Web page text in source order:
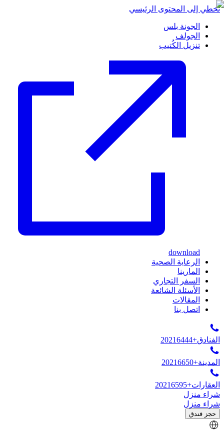
تخطي إلى المحتوى الرئيسي
الجونة بلس
الجولف
تنزيل الكُتيب
download
الرعاية الصحية
المارينا
السفر التجاري
الأسئلة الشائعة
المقالات
اتصل بنا
الفنادق+20216444
المدينة+20216650
العقارات+20216595
شراء منزل
شراء منزل
حجز فندق